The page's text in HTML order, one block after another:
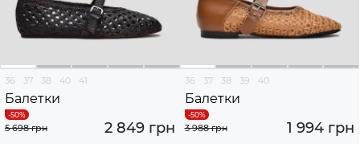
36 37 38 40 41
Балетки
2 849 грн
5 698 грн
36 37 38 39 40
Балетки
1 994 грн
3 988 грн